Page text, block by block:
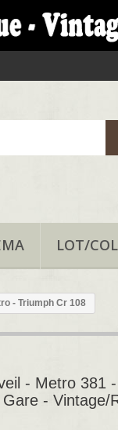
LOT/
- Triumph Cr 108
- Metro 381
- Vintage/